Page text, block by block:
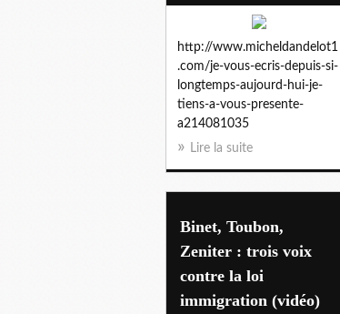
http://www.micheldandelot1
.com/je-vous-ecris-depuis-si-
longtemps-aujourd-hui-je-
tiens-a-vous-presente-
a214081035
Lire la suite
Binet, Toubon,
Zeniter : trois voix
contre la loi
immigration (vidéo)